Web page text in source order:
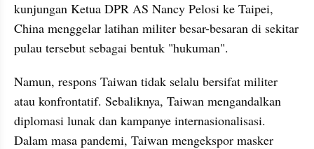
kunjungan Ketua DPR AS Nancy Pelosi ke Taipei,
China menggelar latihan militer besar-besaran di sekitar
pulau tersebut sebagai bentuk "hukuman".
Namun, respons Taiwan tidak selalu bersifat militer
atau konfrontatif. Sebaliknya, Taiwan mengandalkan
diplomasi lunak dan kampanye internasionalisasi.
Dalam masa pandemi, Taiwan mengekspor masker